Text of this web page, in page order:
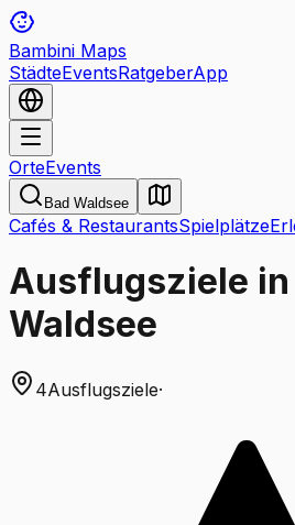
Bambini Maps
StädteEventsRatgeberApp
OrteEvents
Bad Waldsee
Cafés & RestaurantsSpielplätze
Ausflugsziele in
Waldsee
4Ausflugsziele·